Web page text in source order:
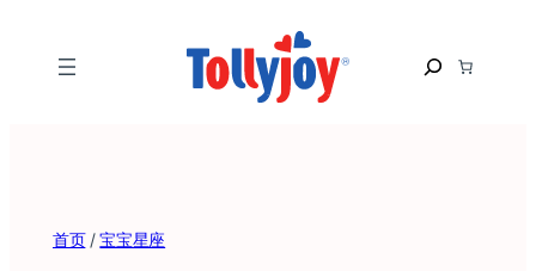
e
首页/宝宝星座